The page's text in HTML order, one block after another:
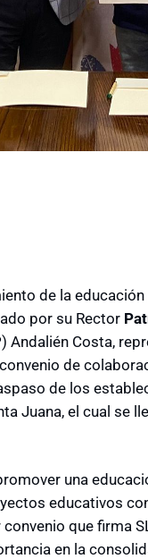
de la
por su Rector
Andalién Costa,
de
de los
Juana, el cual se
una
educativos
que firma
en la